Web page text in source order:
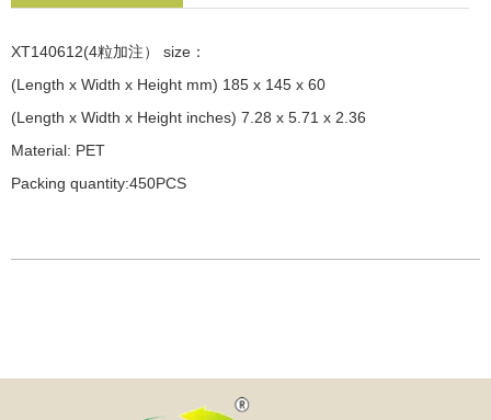
XT140612(4粒加注） size：
(Length x Width x Height mm) 185 x 145 x 60
(Length x Width x Height inches) 7.28 x 5.71 x 2.36
Material: PET
Packing quantity:450PCS